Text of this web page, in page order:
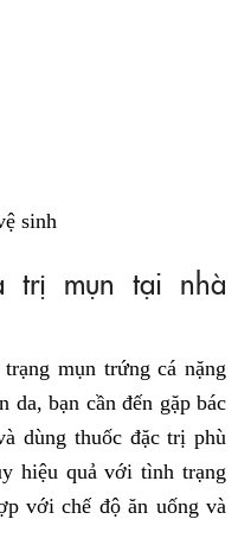
sinh
trị mụn tại nhà
mụn trứng cá nặng
da, bạn cần đến gặp bác
dùng thuốc đặc trị phù
hiệu quả với tình trạng
với chế độ ăn uống và